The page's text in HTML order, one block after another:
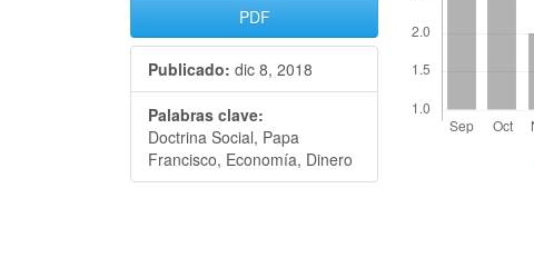
PDF
Publicado: dic 8, 2018
Palabras clave:
Doctrina Social, Papa
Francisco, Economía, Dinero